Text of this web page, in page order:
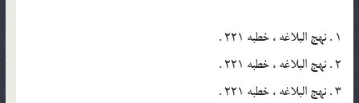
1 . نهج البلاغه ، خطبه 221 .
2 . نهج البلاغه ، خطبه 221 .
3 . نهج البلاغه ، خطبه 221 .